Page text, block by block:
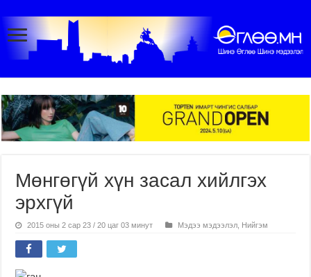
Мөнгөгүй хүн засал хийлгэх
эрхгүй
2015 оны 2 сар 23 / 20 цаг 03 минут Мэдээ мэдээлэл Нийгэм